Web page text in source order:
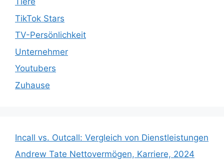
TikTok Stars
TV-Persönlichkeit
Unternehmer
Youtubers
Zuhause
Incall vs. Outcall: Vergleich von Dienstleistungen
Andrew Tate Nettovermögen, Karriere, 2024